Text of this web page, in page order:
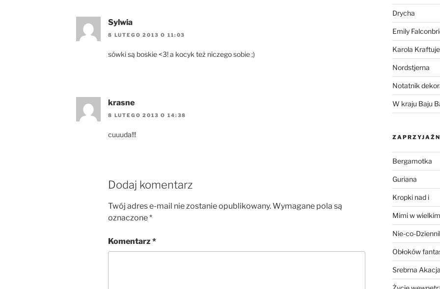
Sylwia
8 LUTEGO 2013 O 11:03
sówki są boskie <3! a kocyk też niczego sobie ;)
krasne
8 LUTEGO 2013 O 14:38
cuuuda!!!
Dodaj komentarz
Twój adres e-mail nie zostanie opublikowany.Wymagane pola są
oznaczone*
Komentarz *
Drycha
Emily
Karola Kraftuje
Nordstjerna
Notatnik
W kraju Baju
Bergamotka
Guriana
Kropki nad i
Mimi w
Nie-co-
Obłoków
Srebrna Akacja